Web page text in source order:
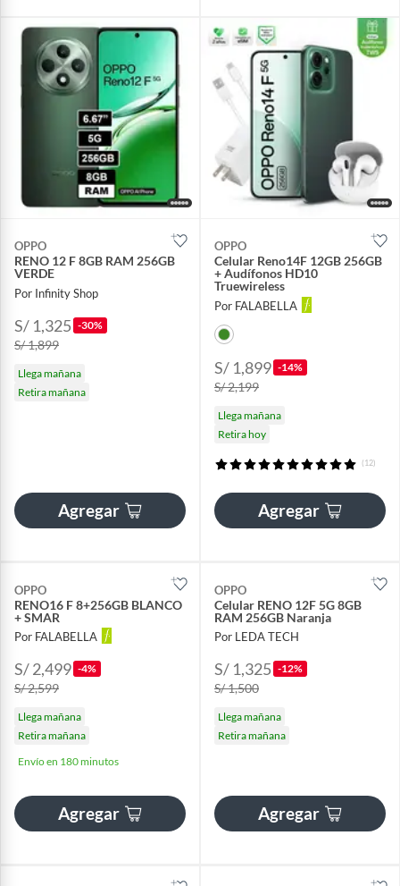
OPPO
RENO 12 F 8GB RAM 256GB
VERDE
Por Infinity Shop
S/ 1,325 -30%
S/ 1,899
Llega mañana
Retira mañana
Agregar
OPPO
Celular Reno14F 12GB 256GB
+ Audífonos HD10
Truewireless
Por FALABELLA
S/ 1,899 -14%
S/ 2,199
Llega mañana
Retira hoy
(12)
Agregar
OPPO
RENO16 F 8+256GB BLANCO
+ SMAR
Por FALABELLA
S/ 2,499 -4%
S/ 2,599
Llega mañana
Retira mañana
Envío en 180 minutos
Agregar
OPPO
Celular RENO 12F 5G 8GB
RAM 256GB Naranja
Por LEDA TECH
S/ 1,325 -12%
S/ 1,500
Llega mañana
Retira mañana
Agregar